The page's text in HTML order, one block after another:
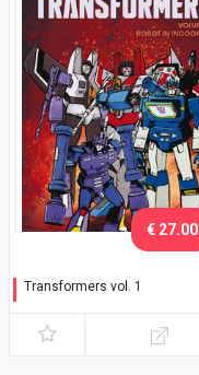
Transformers vol. 1
Decepticon (LUCCA C&G)
€ 27.00